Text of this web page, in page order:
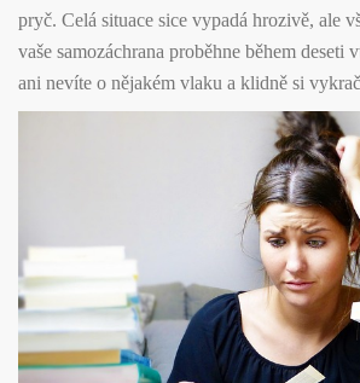
pryč. Celá situace sice vypadá hrozivě, ale
vaše samozáchrana proběhne během deseti
ani nevíte o nějakém vlaku a klidně si